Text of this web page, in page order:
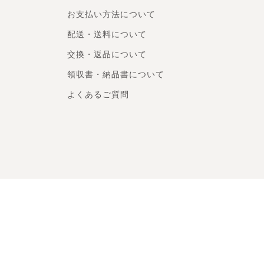
お支払い方法について
配送・送料について
交換・返品について
領収書・納品書について
よくあるご質問